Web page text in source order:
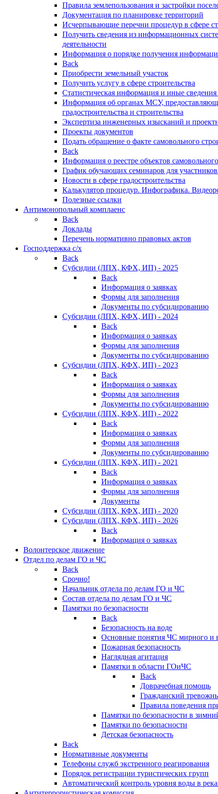
Правила землепользования и застройки
Документация по планировке территорий
Исчерпывающие перечни процедур в сфере
Получить сведения из информационных
деятельности
Информация о порядке получения
Back
Приобрести земельный участок
Получить услугу в сфере строительства
Статистическая информация и иные сведения
Информация об органах МСУ,
градостроительства и строительства
Экспертиза инженерных изысканий и
Проекты документов
Подать обращение о факте самовольного
Back
Информация о реестре объектов
График обучающих семинаров для участников
Новости в сфере градостроительства
Калькулятор процедур. Инфографика.
Полезные ссылки
Антимонопольный комплаенс
Back
Доклады
Перечень нормативно правовых актов
Господдержка с/х
Back
Субсидии (ЛПХ, КФХ, ИП) - 2025
Back
Информация о заявках
Формы для заполнения
Документы по субсидированию
Субсидии (ЛПХ, КФХ, ИП) - 2024
Back
Информация о заявках
Формы для заполнения
Документы по субсидированию
Субсидии (ЛПХ, КФХ, ИП) - 2023
Back
Информация о заявках
Формы для заполнения
Документы по субсидированию
Субсидии (ЛПХ, КФХ, ИП) - 2022
Back
Информация о заявках
Формы для заполнения
Документы по субсидированию
Субсидии (ЛПХ, КФХ, ИП) - 2021
Back
Информация о заявках
Формы для заполнения
Документы
Субсидии (ЛПХ, КФХ, ИП) - 2020
Субсидии (ЛПХ, КФХ, ИП) - 2026
Back
Информация о заявках
Волонтерское движение
Отдел по делам ГО и ЧС
Back
Срочно!
Начальник отдела по делам ГО и ЧС
Состав отдела по делам ГО и ЧС
Памятки по безопасности
Back
Безопасность на воде
Основные понятия ЧС мирного и
Пожарная безопасность
Наглядная агитация
Памятки в области ГОиЧС
Back
Доврачебная помощь
Гражданский
Правила поведения
Памятки по безопасности в
Памятки по безопасности
Детская безопасность
Back
Нормативные документы
Телефоны служб экстренного реагирования
Порядок регистрации туристических групп
Автоматический контроль уровня воды в